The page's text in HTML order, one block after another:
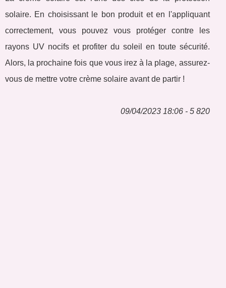
solaire. En choisissant le bon produit et en l'appliquant
correctement, vous pouvez vous protéger contre les
rayons UV nocifs et profiter du soleil en toute sécurité.
Alors, la prochaine fois que vous irez à la plage, assurez-
vous de mettre votre crème solaire avant de partir !
09/04/2023 18:06 - 5 820